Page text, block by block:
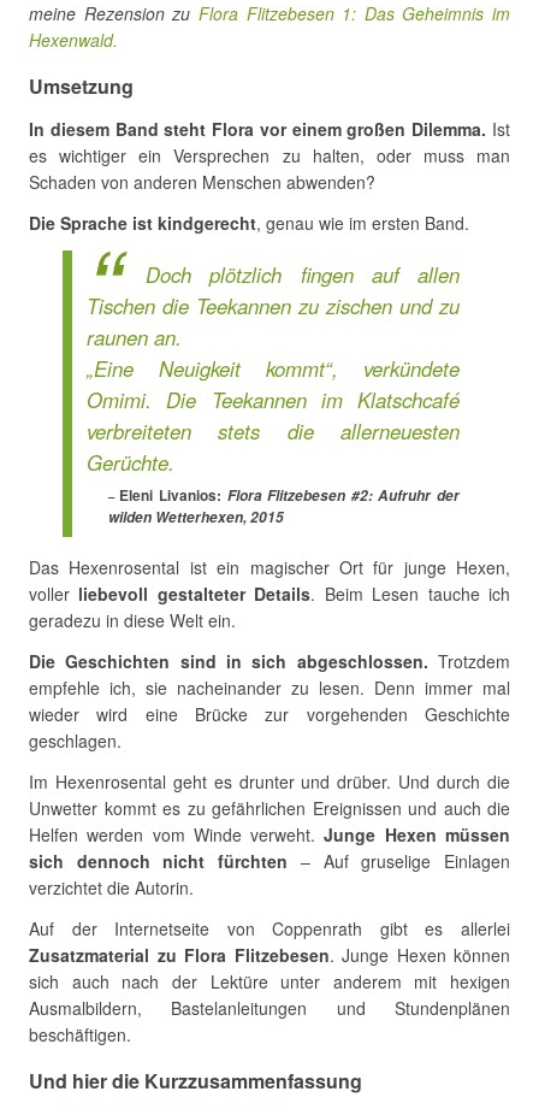
meine Rezension zu Flora Flitzebesen 1: Das Geheimnis im
Hexenwald.
Umsetzung
In diesem Band steht Flora vor einem großen Dilemma. Ist
es wichtiger ein Versprechen zu halten, oder muss man
Schaden von anderen Menschen abwenden?
Die Sprache ist kindgerecht, genau wie im ersten Band.
Doch plötzlich fingen auf allen
Tischen die Teekannen zu zischen und zu
raunen an.
„Eine Neuigkeit kommt“, verkündete
Omimi. Die Teekannen im Klatschcafé
verbreiteten stets die allerneuesten
Gerüchte.
Eleni Livanios: Flora Flitzebesen #2: Aufruhr der
wilden Wetterhexen, 2015
Das Hexenrosental ist ein magischer Ort für junge Hexen,
voller liebevoll gestalteter Details. Beim Lesen tauche ich
geradezu in diese Welt ein.
Die Geschichten sind in sich abgeschlossen. Trotzdem
empfehle ich, sie nacheinander zu lesen. Denn immer mal
wieder wird eine Brücke zur vorgehenden Geschichte
geschlagen.
Im Hexenrosental geht es drunter und drüber. Und durch die
Unwetter kommt es zu gefährlichen Ereignissen und auch die
Helfen werden vom Winde verweht.Junge Hexen müssen
sich dennoch nicht fürchten – Auf gruselige Einlagen
verzichtet die Autorin.
Auf der Internetseite von Coppenrath gibt es allerlei
Zusatzmaterial zu Flora Flitzebesen. Junge Hexen können
sich auch nach der Lektüre unter anderem mit hexigen
Ausmalbildern, Bastelanleitungen und Stundenplänen
beschäftigen.
Und hier die Kurzzusammenfassung